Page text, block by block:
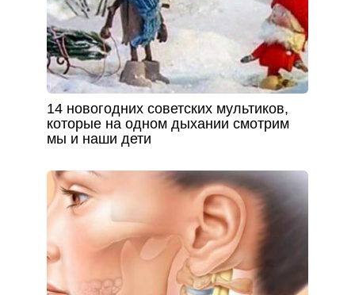
14 новогодних советских мультиков,
которые на одном дыхании смотрим
мы и наши дети